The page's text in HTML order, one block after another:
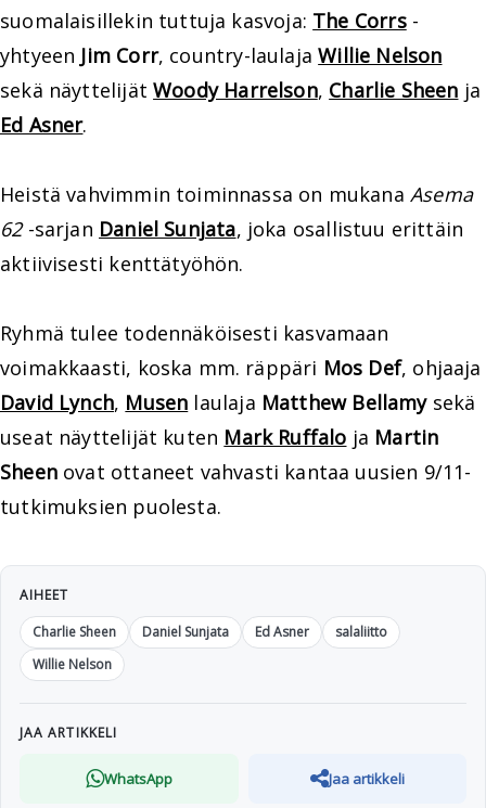
suomalaisillekin tuttuja kasvoja: The Corrs-
yhtyeen Jim Corr, country-laulajaWillie Nelson
sekä näyttelijätWoody Harrelson, Charlie Sheen ja
Ed Asner.
Heistä vahvimmin toiminnassa on mukanaAsema
62-sarjan Daniel Sunjata, joka osallistuu erittäin
aktiivisesti kenttätyöhön.
Ryhmä tulee todennäköisesti kasvamaan
voimakkaasti, koska mm. räppäri Mos Def, ohjaaja
David Lynch, Musen laulaja Matthew Bellamysekä
useat näyttelijät kuten Mark Ruffalo ja Martin
Sheenovat ottaneet vahvasti kantaa uusien 9/11-
tutkimuksien puolesta.
AIHEET
Charlie Sheen
Daniel Sunjata Ed Asner
salaliitto
Willie Nelson
JAA ARTIKKELI
WhatsApp Jaa artikkeli